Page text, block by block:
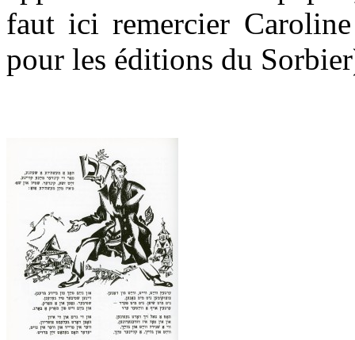
faut ici remercier
pour les éditions du